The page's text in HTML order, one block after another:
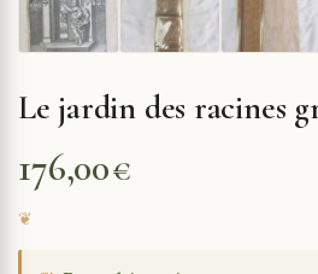
Le jardin des racines
176,00€